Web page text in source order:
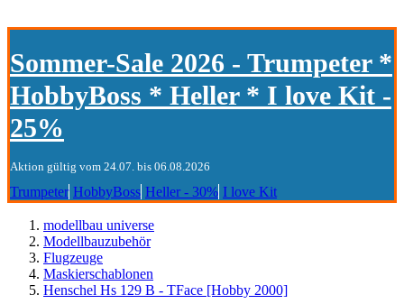
Sommer-Sale 2026 - Trumpeter *
HobbyBoss * Heller * I love Kit -
25%
Aktion gültig vom 24.07. bis 06.08.2026
Trumpeter HobbyBoss Heller - 30% I love Kit
modellbau universe
Modellbauzubehör
Flugzeuge
Maskierschablonen
Henschel Hs 129 B - TFace [Hobby 2000]